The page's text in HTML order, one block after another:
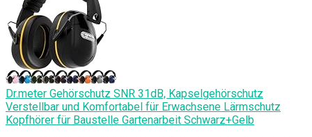
Dr.meter Gehörschutz SNR 31dB, Kapselgehörschutz
Verstellbar und Komfortabel für Erwachsene Lärmschutz
Kopfhörer für Baustelle Gartenarbeit Schwarz+Gelb